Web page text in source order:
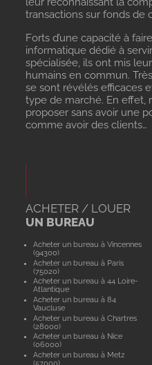
transactions sur fonds de
Forts d’une capacité à
informatique dédié à
spécialisée, ils ont mis
humains en commun.
se sont révélés efficaces
type de marché. En effet,
proposer sans avoir une
comme avoir des clients…
ACHETER / LOUER
UN BUREAU
Acheter un bureau à Vincennes
(94300)
Acheter un bureau à Paris
(75020)
Acheter un bureau à 44 Loire-
Atlantique
Acheter un bureau à 84
Vaucluse
Acheter un bureau à Chartres
(28000)
Acheter un bureau à Nice
(06000)
Acheter un bureau à Metz
(57000)